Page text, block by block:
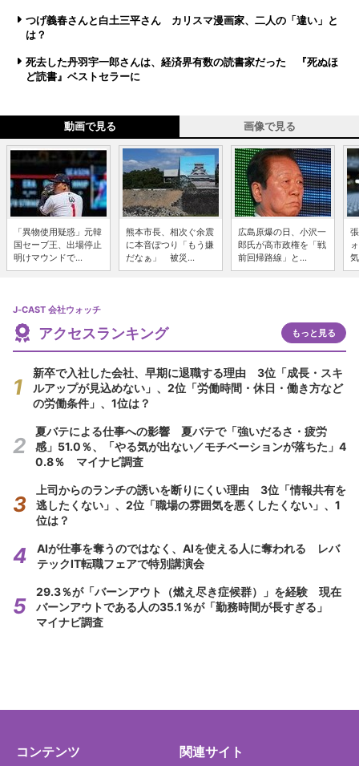
つげ義春さんと白土三平さん カリスマ漫画家、二人の「違い」と
は？
死去した丹羽宇一郎さんは、経済界有数の読書家だった 『死ぬほ
ど読書』ベストセラーに
動画で見る 画像で見る
「異物使用疑惑」元韓
国セーブ王、出場停止
明けマウンドで...
熊本市長、相次ぐ余震
に本音ぽつり「もう嫌
だなぁ」 被災...
広島原爆の日、小沢一
郎氏が高市政権を「戦
前回帰路線」と...
J-CAST 会社ウォッチ
アクセスランキング もっと見る
新卒で入社した会社、早期に退職する理由 3位「成長・スキ
ルアップが見込めない」、2位「労働時間・休日・働き方など
の労働条件」、1位は？
夏バテによる仕事への影響 夏バテで「強いだるさ・疲労
感」51.0％、「やる気が出ない／モチベーションが落ちた」4
0.8％ マイナビ調査
上司からのランチの誘いを断りにくい理由 3位「情報共有を
逃したくない」、2位「職場の雰囲気を悪くしたくない」、1
位は？
AIが仕事を奪うのではなく、AIを使える人に奪われる レバ
テックIT転職フェアで特別講演会
29.3％が「バーンアウト（燃え尽き症候群）」を経験 現在
バーンアウトである人の35.1％が「勤務時間が長すぎる」
マイナビ調査
コンテンツ 関連サイト